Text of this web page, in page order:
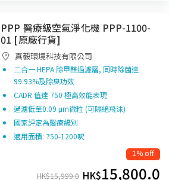
PPP 醫療級空氣淨化機 PPP-1100-
01 [原廠行貨]
真毅環境科技有限公司
二合一 HEPA 除甲醛過濾層, 同時除菌達
99.93%及除臭功效
CADR 值達 750 極高效能表現
過濾低至0.09 μm微粒 (可隔絕飛沬)
國家評定為醫療級別
適用面積: 750-1200呎
1% off
HK$15,999.0 HK$15,800.0